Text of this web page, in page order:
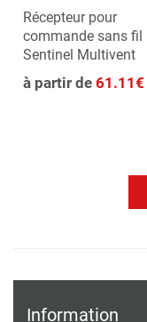
Récepteur pour
commande sans fil
Sentinel Multivent
à partir de 61.11€
Information